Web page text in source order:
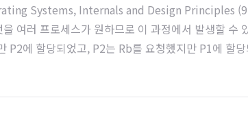
Systems, Internals and Design
여러 프로세스가 원하므로 이 과정에서 발생할 수
P2에 할당되었고, P2는 Rb를 요청했지만 P1에 할